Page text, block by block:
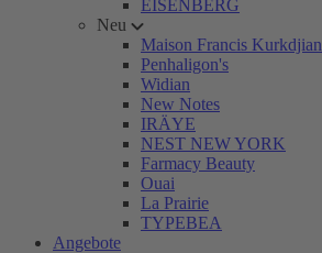
EISENBERG
Neu
Maison Francis Kurkdjian
Penhaligon's
Widian
New Notes
IRÄYE
NEST NEW YORK
Farmacy Beauty
Ouai
La Prairie
TYPEBEA
Angebote